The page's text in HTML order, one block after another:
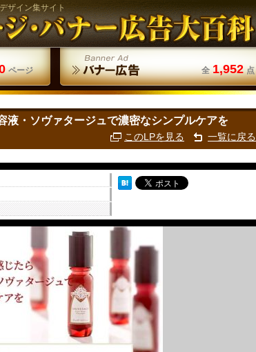
ザイン集サイト
ページ 全 1,952 点
液・ソヴァタージュで濃密なシンプルケアを
このLPを見る 一覧に戻る